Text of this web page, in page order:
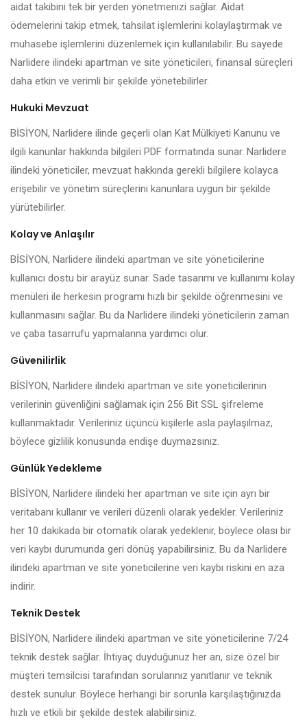
aidat takibini tek bir yerden yönetmenizi sağlar. Aidat
ödemelerini takip etmek, tahsilat işlemlerini kolaylaştırmak ve
muhasebe işlemlerini düzenlemek için kullanılabilir. Bu sayede
Narlidere ilindeki apartman ve site yöneticileri, finansal süreçleri
daha etkin ve verimli bir şekilde yönetebilirler.
Hukuki Mevzuat
BİSİYON, Narlidere ilinde geçerli olan Kat Mülkiyeti Kanunu ve
ilgili kanunlar hakkında bilgileri PDF formatında sunar. Narlidere
ilindeki yöneticiler, mevzuat hakkında gerekli bilgilere kolayca
erişebilir ve yönetim süreçlerini kanunlara uygun bir şekilde
yürütebilirler.
Kolay ve Anlaşılır
BİSİYON, Narlidere ilindeki apartman ve site yöneticilerine
kullanıcı dostu bir arayüz sunar. Sade tasarımı ve kullanımı kolay
menüleri ile herkesin programı hızlı bir şekilde öğrenmesini ve
kullanmasını sağlar. Bu da Narlidere ilindeki yöneticilerin zaman
ve çaba tasarrufu yapmalarına yardımcı olur.
Güvenilirlik
BİSİYON, Narlidere ilindeki apartman ve site yöneticilerinin
verilerinin güvenliğini sağlamak için 256 Bit SSL şifreleme
kullanmaktadır. Verileriniz üçüncü kişilerle asla paylaşılmaz,
böylece gizlilik konusunda endişe duymazsınız.
Günlük Yedekleme
BİSİYON, Narlidere ilindeki her apartman ve site için ayrı bir
veritabanı kullanır ve verileri düzenli olarak yedekler. Verileriniz
her 10 dakikada bir otomatik olarak yedeklenir, böylece olası bir
veri kaybı durumunda geri dönüş yapabilirsiniz. Bu da Narlidere
ilindeki apartman ve site yöneticilerine veri kaybı riskini en aza
indirir.
Teknik Destek
BİSİYON, Narlidere ilindeki apartman ve site yöneticilerine 7/24
teknik destek sağlar. İhtiyaç duyduğunuz her an, size özel bir
müşteri temsilcisi tarafından sorularınız yanıtlanır ve teknik
destek sunulur. Böylece herhangi bir sorunla karşılaştığınızda
hızlı ve etkili bir şekilde destek alabilirsiniz.